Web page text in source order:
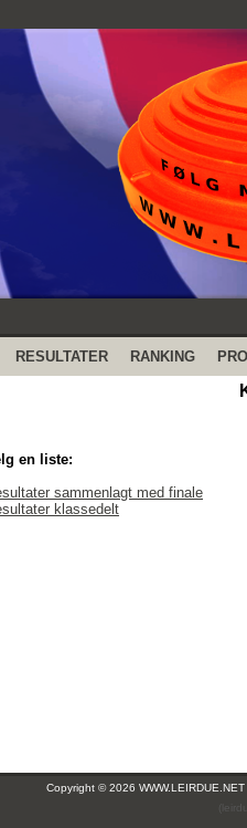
RESULTATER RANKING
en liste:
sammenlagt med finale
klassedelt
Copyright © 2026